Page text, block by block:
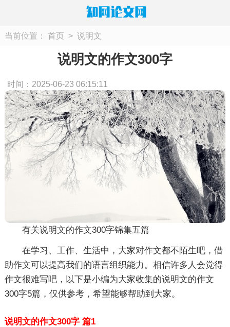
当前位置： 首页 > 说明文
说明文的作文300字
时间：2025-06-23 06:15:11
有关说明文的作文300字锦集五篇
在学习、工作、生活中，大家对作文都不陌生吧，借
助作文可以提高我们的语言组织能力。相信许多人会觉得
作文很难写吧，以下是小编为大家收集的说明文的作文
300字5篇，仅供参考，希望能够帮助到大家。
说明文的作文300字 篇1